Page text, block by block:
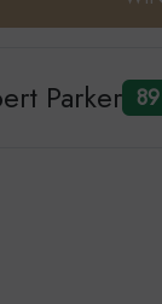
Parker 89